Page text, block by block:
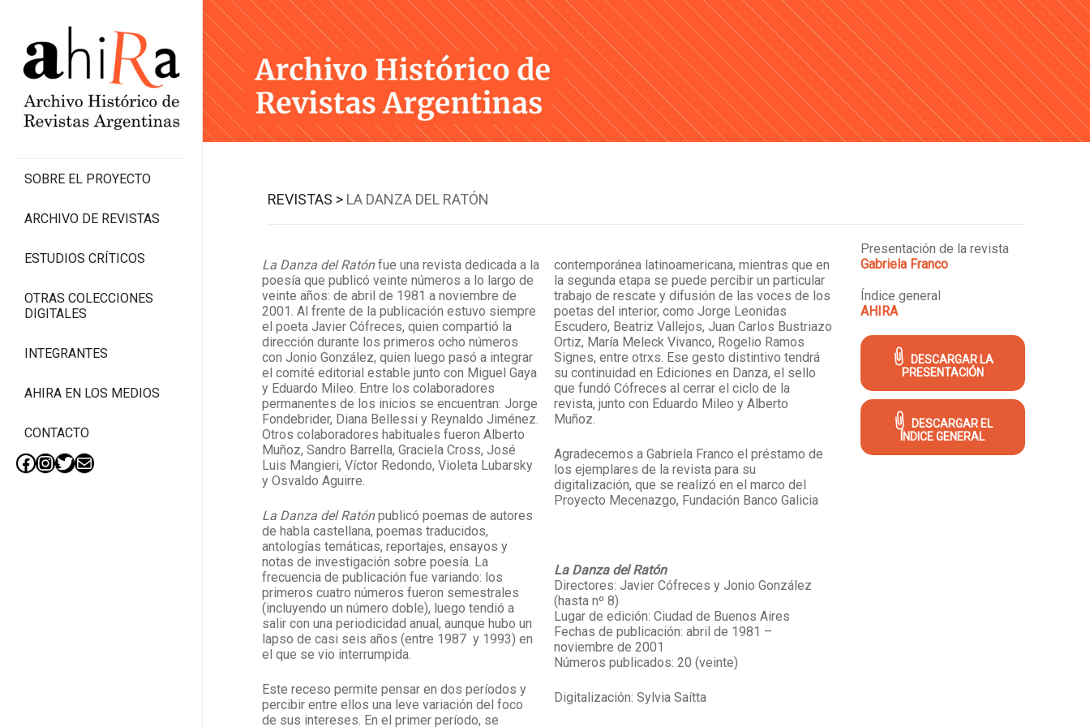
Skip
to
content
SOBRE EL PROYECTO
ARCHIVO DE REVISTAS
ESTUDIOS CRÍTICOS
OTRAS COLECCIONES
DIGITALES
INTEGRANTES
AHIRA EN LOS MEDIOS
CONTACTO
Facebook
Instagram
Twitter
Mail
REVISTAS > LA DANZA DEL RATÓN
La Danza del Ratónfue una revista dedicada a la
poesía que publicó veinte números a lo largo de
veinte años: de abril de 1981 a noviembre de
2001. Al frente de la publicación estuvo siempre
el poeta Javier Cófreces, quien compartió la
dirección durante los primeros ocho números
con Jonio González, quien luego pasó a integrar
el comité editorial estable junto con Miguel Gaya
y Eduardo Mileo. Entre los colaboradores
permanentes de los inicios se encuentran: Jorge
Fondebrider, Diana Bellessi y Reynaldo Jiménez.
Otros colaboradores habituales fueron Alberto
Muñoz, Sandro Barrella, Graciela Cross, José
Luis Mangieri, Víctor Redondo, Violeta Lubarsky
y Osvaldo Aguirre.
La Danza del Ratónpublicó poemas de autores
de habla castellana, poemas traducidos,
antologías temáticas, reportajes, ensayos y
notas de investigación sobre poesía. La
frecuencia de publicación fue variando: los
primeros cuatro números fueron semestrales
(incluyendo un número doble), luego tendió a
salir con una periodicidad anual, aunque hubo un
lapso de casi seis años (entre 1987 y 1993) en
el que se vio interrumpida.
Este receso permite pensar en dos períodos y
percibir entre ellos una leve variación del foco
de sus intereses. En el primer período, se
contemporánea latinoamericana, mientras que en
la segunda etapa se puede percibir un particular
trabajo de rescate y difusión de las voces de los
poetas del interior, como Jorge Leonidas
Escudero, Beatriz Vallejos, Juan Carlos Bustriazo
Ortiz, María Meleck Vivanco, Rogelio Ramos
Signes, entre otrxs. Ese gesto distintivo tendrá
su continuidad en Ediciones en Danza, el sello
que fundó Cófreces al cerrar el ciclo de la
revista, junto con Eduardo Mileo y Alberto
Muñoz.
Agradecemos a Gabriela Franco el préstamo de
los ejemplares de la revista para su
digitalización, que se realizó en el marco del
Proyecto Mecenazgo, Fundación Banco Galicia
La Danza del Ratón
Directores: Javier Cófreces y Jonio González
(hasta nº 8)
Lugar de edición: Ciudad de Buenos Aires
Fechas de publicación: abril de 1981 –
noviembre de 2001
Números publicados: 20 (veinte)
Digitalización: Sylvia Saítta
Presentación de la revista
Gabriela Franco
Índice general
AHIRA
DESCARGAR LA
PRESENTACIÓN
DESCARGAR EL
ÍNDICE GENERAL